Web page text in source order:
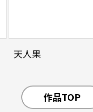
天人果
作品TOP